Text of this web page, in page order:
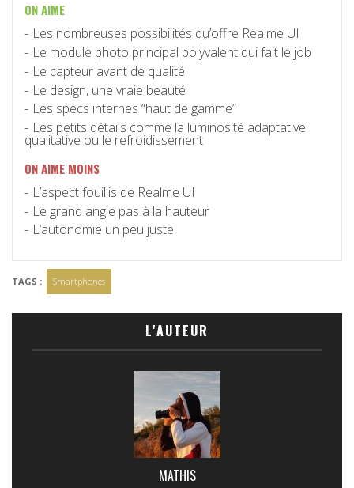
ON AIME
Les nombreuses possibilités qu’offre Realme UI
Le module photo principal polyvalent qui fait le job
Le capteur avant de qualité
Le design, une vraie beauté
Les specs internes “haut de gamme”
Les petits détails comme la luminosité adaptative
qualitative ou le refroidissement
ON AIME MOINS
L’aspect fouillis de Realme UI
Le grand angle pas à la hauteur
L’autonomie un peu juste
TAGS : Smartphones
L'AUTEUR
MATHIS